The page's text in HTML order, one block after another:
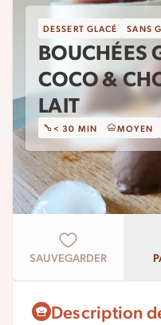
DESSERT GLACÉ SANS
BOUCHÉES
COCO &
LAIT
< 30 MIN MOYEN
SAUVEGARDER
Description